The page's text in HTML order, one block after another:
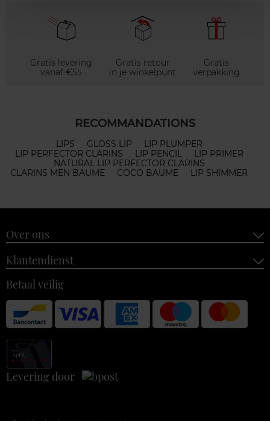
Gratis levering
vanaf €55
Gratis retour
in je winkelpunt
Gratis
verpakking
RECOMMANDATIONS
LIPS GLOSS LIP
LIP PLUMPER
LIP PERFECTOR CLARINS
LIP PENCIL
LIP PRIMER
NATURAL LIP PERFECTOR CLARINS
CLARINS MEN BAUME
COCO BAUME LIP SHIMMER
Over ons
Klantendienst
Betaal veilig
Levering door